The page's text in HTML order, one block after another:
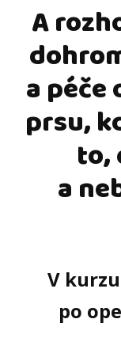
A
a péče
prsu,
to,
a
V
po